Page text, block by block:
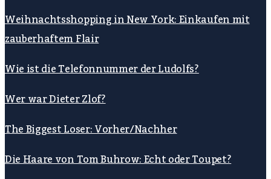
Weihnachtsshopping in New York: Einkaufen mit
zauberhaftem Flair
Wie ist die Telefonnummer der Ludolfs?
Wer war Dieter Zlof?
The Biggest Loser: Vorher/Nachher
Die Haare von Tom Buhrow: Echt oder Toupet?